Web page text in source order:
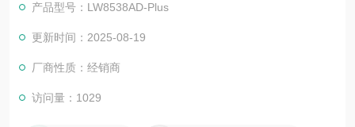
产品型号：LW8538AD-Plus
更新时间：2025-08-19
厂商性质：经销商
访问量：1029